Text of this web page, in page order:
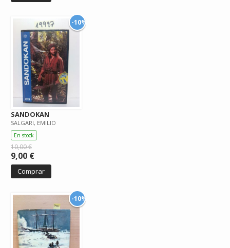
-10%
SANDOKAN
SALGARI, EMILIO
En stock
10,00 €
9,00 €
Comprar
-10%